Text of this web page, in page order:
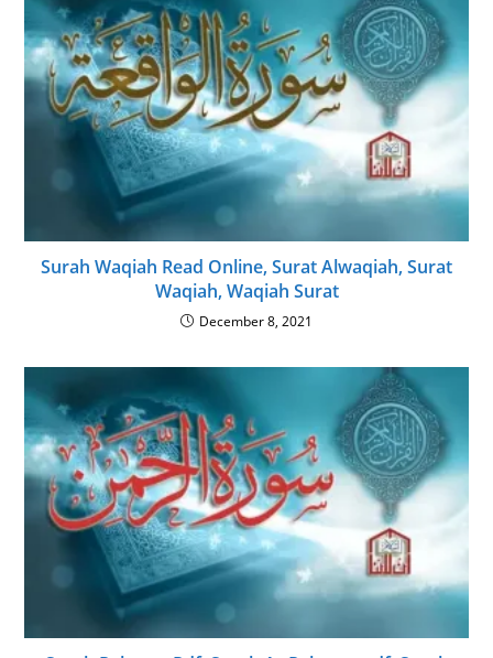
Surah Waqiah Read Online, Surat Alwaqiah, Surat
Waqiah, Waqiah Surat
December 8, 2021